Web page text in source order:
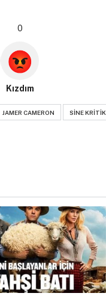
0
Kızdım
JAMER CAMERON SINE KRITIK